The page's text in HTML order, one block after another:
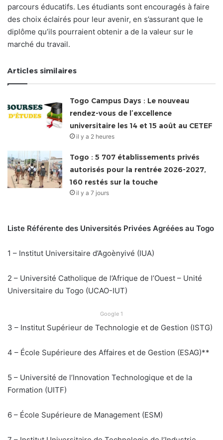
parcours éducatifs. Les étudiants sont encouragés à faire
des choix éclairés pour leur avenir, en s’assurant que le
diplôme qu’ils pourraient obtenir a de la valeur sur le
marché du travail.
Articles similaires
Togo Campus Days : Le nouveau
rendez-vous de l’excellence
universitaire les 14 et 15 août au CETEF
il y a 2 heures
Togo : 5 707 établissements privés
autorisés pour la rentrée 2026-2027,
160 restés sur la touche
il y a 7 jours
Liste Référente des Universités Privées Agréées au Togo
1 – Institut Universitaire d’Agoènyivé (IUA)
2 – Université Catholique de l’Afrique de l’Ouest – Unité
Universitaire du Togo (UCAO-IUT)
Google 1
3 – Institut Supérieur de Technologie et de Gestion (ISTG)
4 – École Supérieure des Affaires et de Gestion (ESAG)**
5 – Université de l’Innovation Technologique et de la
Formation (UITF)
6 – École Supérieure de Management (ESM)